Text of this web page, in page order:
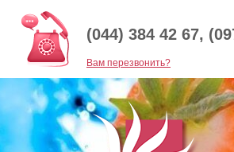
(044) 384 42 67,
Baм перезвонить?